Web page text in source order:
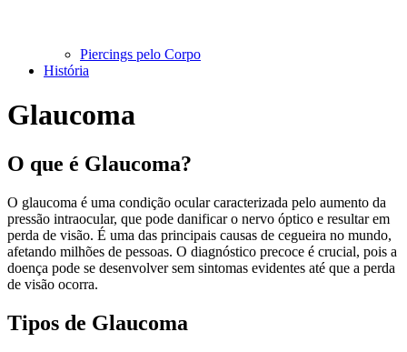
Piercings pelo Corpo
História
Glaucoma
O que é Glaucoma?
O glaucoma é uma condição ocular caracterizada pelo aumento da
pressão intraocular, que pode danificar o nervo óptico e resultar em
perda de visão. É uma das principais causas de cegueira no mundo,
afetando milhões de pessoas. O diagnóstico precoce é crucial, pois a
doença pode se desenvolver sem sintomas evidentes até que a perda
de visão ocorra.
Tipos de Glaucoma